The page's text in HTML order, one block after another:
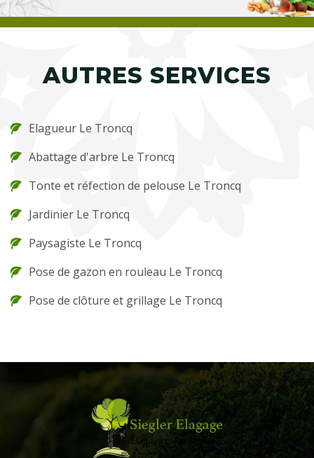
AUTRES SERVICES
Elagueur Le Troncq
Abattage d'arbre Le Troncq
Tonte et réfection de pelouse Le Troncq
Jardinier Le Troncq
Paysagiste Le Troncq
Pose de gazon en rouleau Le Troncq
Pose de clôture et grillage Le Troncq